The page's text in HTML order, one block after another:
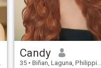
Candy
35 • Biñan, Laguna, Philippinen